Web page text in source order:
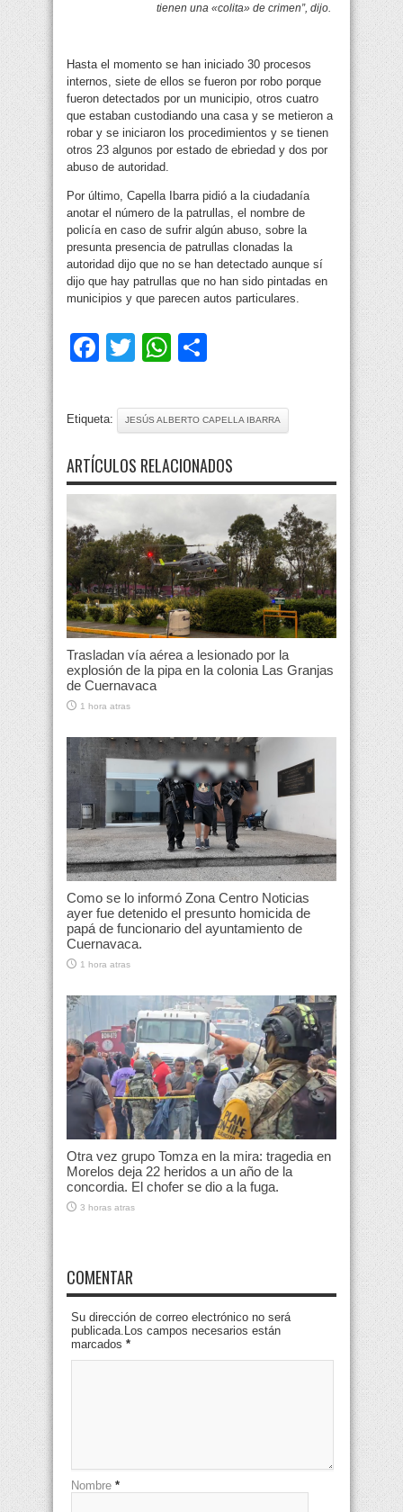
tienen una «colita» de crimen”, dijo.
Hasta el momento se han iniciado 30 procesos
internos, siete de ellos se fueron por robo porque
fueron detectados por un municipio, otros cuatro
que estaban custodiando una casa y se metieron a
robar y se iniciaron los procedimientos y se tienen
otros 23 algunos por estado de ebriedad y dos por
abuso de autoridad.
Por último, Capella Ibarra pidió a la ciudadanía
anotar el número de la patrullas, el nombre de
policía en caso de sufrir algún abuso, sobre la
presunta presencia de patrullas clonadas la
autoridad dijo que no se han detectado aunque sí
dijo que hay patrullas que no han sido pintadas en
municipios y que parecen autos particulares.
Facebook
TwitterWhatsApp
Etiqueta: JESÚS ALBERTO CAPELLA IBARRA
ARTÍCULOS RELACIONADOS
Trasladan vía aérea a lesionado por la
explosión de la pipa en la colonia Las Granjas
de Cuernavaca
1 hora atras
Como se lo informó Zona Centro Noticias
ayer fue detenido el presunto homicida de
papá de funcionario del ayuntamiento de
Cuernavaca.
1 hora atras
Otra vez grupo Tomza en la mira: tragedia en
Morelos deja 22 heridos a un año de la
concordia. El chofer se dio a la fuga.
3 horas atras
COMENTAR
Su dirección de correo electrónico no será
publicada.Los campos necesarios están
marcados *
Nombre *